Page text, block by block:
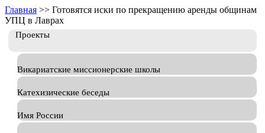
Главная >> Готовятся иски по прекращению аренды общинам
УПЦ в Лаврах
Проекты
Викариатские миссионерские школы
Катехизические беседы
Имя России